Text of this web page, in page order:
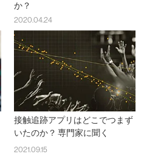
か？
2020.04.24
接触追跡アプリはどこでつまず
いたのか？ 専門家に聞く
2021.09.15